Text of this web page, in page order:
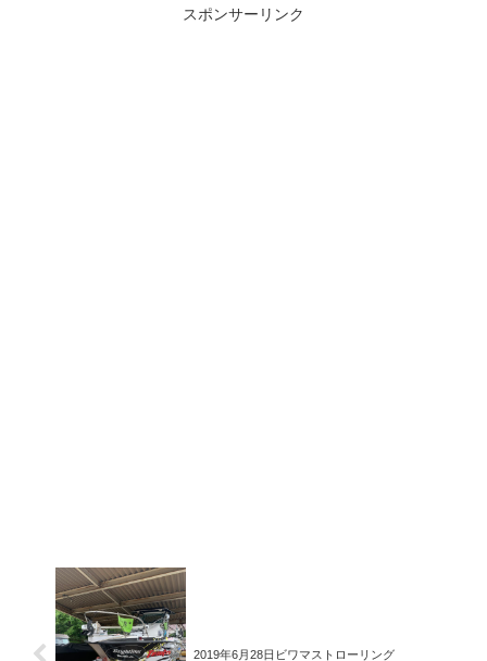
スポンサーリンク
2019年6月28日ビワマストローリング